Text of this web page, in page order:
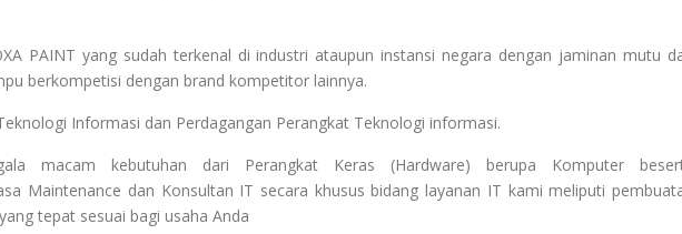
PAINT yang sudah terkenal di industri ataupun instansi negara dengan jaminan mutu
berkompetisi dengan brand kompetitor lainnya.
Informasi dan Perdagangan Perangkat Teknologi informasi.
macam kebutuhan dari Perangkat Keras (Hardware) berupa Komputer
Maintenance dan Konsultan IT secara khusus bidang layanan IT kami meliputi
tepat sesuai bagi usaha Anda